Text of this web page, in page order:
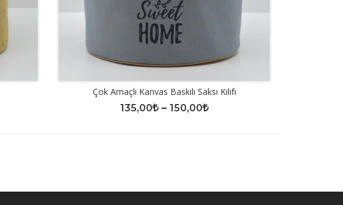
Çok Amaçlı Kanvas Baskılı Saksı Kılıfı
135,00
–150,00